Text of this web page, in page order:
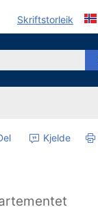
Skriftstorleik
Kjelde